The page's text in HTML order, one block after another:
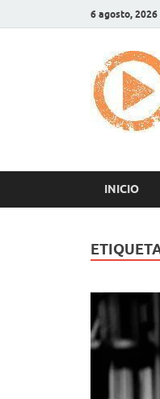
6 agosto, 2026
INICIO